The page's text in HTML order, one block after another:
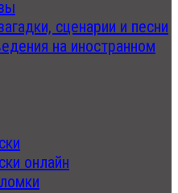
сценарии и песни
на иностранном
онлайн